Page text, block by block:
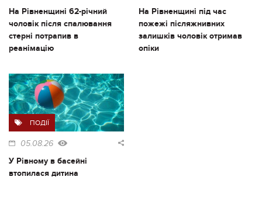
На Рівненщині 62-річний
чоловік після спалювання
стерні потрапив в
реанімацію
На Рівненщині під час
пожежі післяжнивних
залишків чоловік отримав
опіки
ПОДІЇ
05.08.26
У Рівному в басейні
втопилася дитина